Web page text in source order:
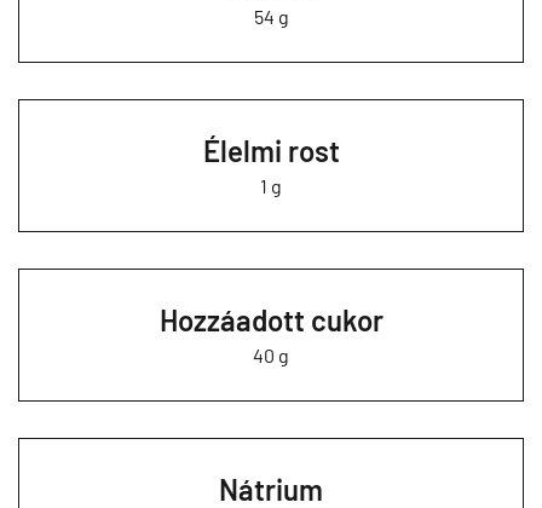
54 g
Élelmi rost
1 g
Hozzáadott cukor
40 g
Nátrium